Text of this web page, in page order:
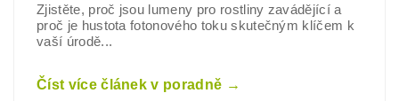
Zjistěte, proč jsou lumeny pro rostliny zavádějící a
proč je hustota fotonového toku skutečným klíčem k
vaší úrodě...
Číst více článek v poradně →